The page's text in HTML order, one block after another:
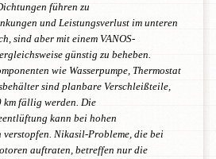
führen zu
und Leistungsverlust im unteren
sind aber mit einem VANOS-
günstig zu beheben.
wie Wasserpumpe, Thermostat
sind planbare Verschleißteile,
km fällig werden. Die
kann bei hohen
verstopfen. Nikasil-Probleme, die bei
auftraten, betreffen nur die